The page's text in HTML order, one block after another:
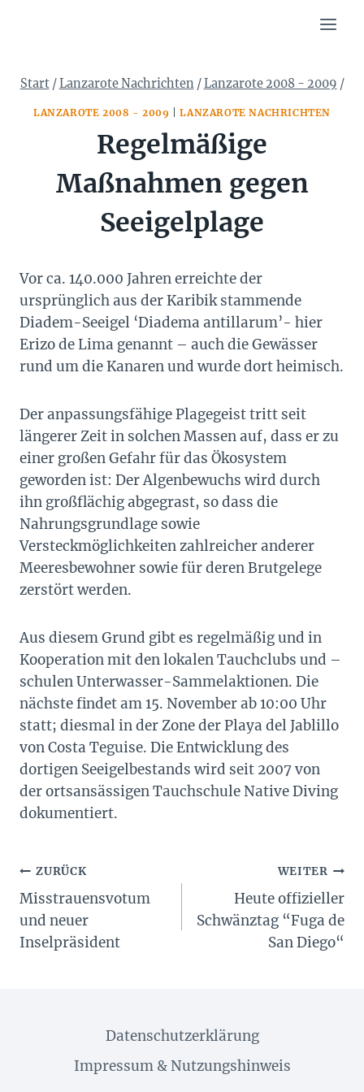
Start /Lanzarote Nachrichten /Lanzarote 2008 - 2009 /
LANZAROTE 2008 - 2009 |LANZAROTE NACHRICHTEN
Regelmäßige
Maßnahmen gegen
Seeigelplage
Vor ca. 140.000 Jahren erreichte der
ursprünglich aus der Karibik stammende
Diadem-Seeigel ‘Diadema antillarum’- hier
Erizo de Lima genannt – auch die Gewässer
rund um die Kanaren und wurde dort heimisch.
Der anpassungsfähige Plagegeist tritt seit
längerer Zeit in solchen Massen auf, dass er zu
einer großen Gefahr für das Ökosystem
geworden ist: Der Algenbewuchs wird durch
ihn großflächig abgegrast, so dass die
Nahrungsgrundlage sowie
Versteckmöglichkeiten zahlreicher anderer
Meeresbewohner sowie für deren Brutgelege
zerstört werden.
Aus diesem Grund gibt es regelmäßig und in
Kooperation mit den lokalen Tauchclubs und –
schulen Unterwasser-Sammelaktionen. Die
nächste findet am 15. November ab 10:00 Uhr
statt; diesmal in der Zone der Playa del Jablillo
von Costa Teguise. Die Entwicklung des
dortigen Seeigelbestands wird seit 2007 von
der ortsansässigen Tauchschule Native Diving
dokumentiert.
Beitragsnavigation
ZURÜCK
Misstrauensvotum
und neuer
Inselpräsident
WEITER
Heute offizieller
Schwänztag “Fuga de
San Diego“
Datenschutzerklärung
Impressum & Nutzungshinweis